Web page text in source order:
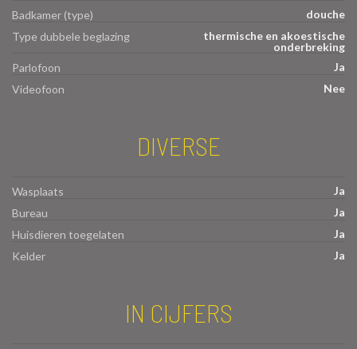
Badkamer (type)
douche
Type dubbele beglazing
thermische en akoestische
onderbreking
Parlofoon
Ja
Videofoon
Nee
DIVERSE
Wasplaats
Ja
Bureau
Ja
Huisdieren toegelaten
Ja
Kelder
Ja
IN CIJFERS